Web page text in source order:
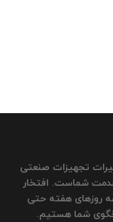
تجهیزات صنعتی
شماست. افتخار
روزهای هفته حتی
8 صبح تا 10 شب پاسخگوی شما هستیم.